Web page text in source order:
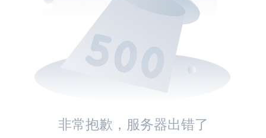
非常抱歉，服务器出错了